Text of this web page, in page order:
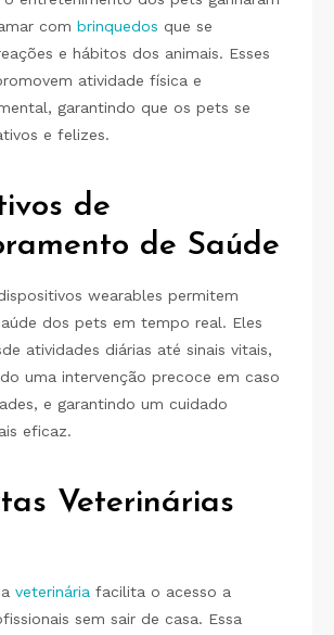
com brinquedos que se
e hábitos dos animais. Esses
atividade física e
garantindo que os pets se
e felizes.
de
de Saúde
wearables permitem
dos pets em tempo real. Eles
atividades diárias até sinais vitais,
uma intervenção precoce em caso
e garantindo um cuidado
eficaz.
Veterinárias
veterinária facilita o acesso a
sem sair de casa. Essa